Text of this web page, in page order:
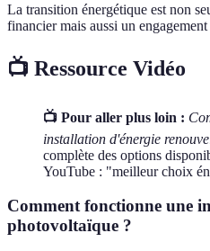
La transition énergétique est non
financier mais aussi un
📺 Ressource Vidéo
📺 Pour aller plus loin :
installation d'énergie
complète des options
YouTube : "meilleur choix
Comment fonctionne une
photovoltaïque ?